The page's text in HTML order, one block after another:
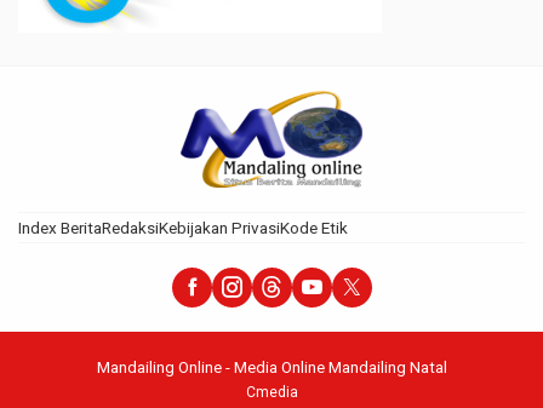
Index BeritaRedaksiKebijakan PrivasiKode Etik
Mandailing Online - Media Online Mandailing Natal
Cmedia